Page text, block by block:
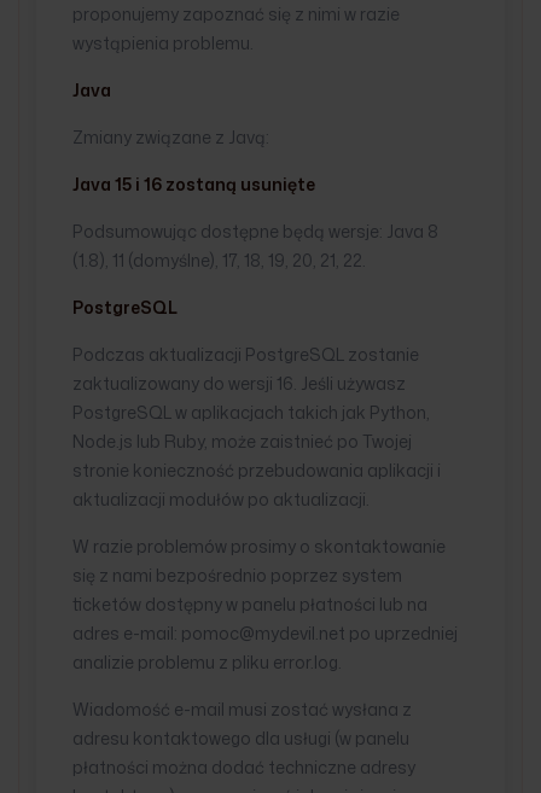
proponujemy zapoznać się z nimi w razie
wystąpienia problemu.
Java
Zmiany związane z Javą:
Java 15 i 16 zostaną usunięte
Podsumowując dostępne będą wersje: Java 8
(1.8), 11 (domyślne), 17, 18, 19, 20, 21, 22.
PostgreSQL
Podczas aktualizacji PostgreSQL zostanie
zaktualizowany do wersji 16. Jeśli używasz
PostgreSQL w aplikacjach takich jak Python,
Node.js lub Ruby, może zaistnieć po Twojej
stronie konieczność przebudowania aplikacji i
aktualizacji modułów po aktualizacji.
W razie problemów prosimy o skontaktowanie
się z nami bezpośrednio poprzez system
ticketów dostępny w panelu płatności lub na
adres e-mail: pomoc@mydevil.net po uprzedniej
analizie problemu z pliku error.log.
Wiadomość e-mail musi zostać wysłana z
adresu kontaktowego dla usługi (w panelu
płatności można dodać techniczne adresy